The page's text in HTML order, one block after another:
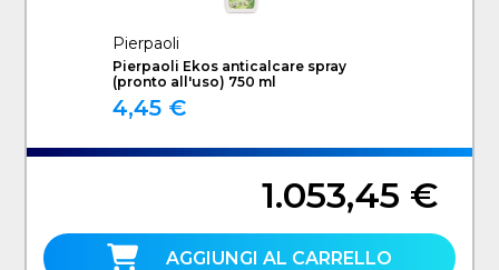
Pierpaoli
Pierpaoli Ekos anticalcare spray
(pronto all'uso) 750 ml
4,45 €
1.053,45 €
AGGIUNGI AL CARRELLO